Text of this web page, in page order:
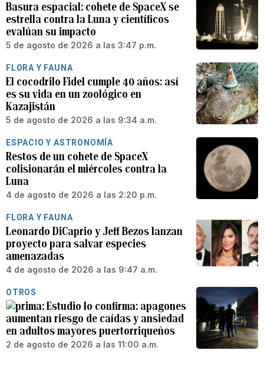
Basura espacial: cohete de SpaceX se
estrella contra la Luna y científicos
evalúan su impacto
5 de agosto de 2026 a las 3:47 p.m.
FLORA Y FAUNA
El cocodrilo Fidel cumple 40 años: así
es su vida en un zoológico en
Kazajistán
5 de agosto de 2026 a las 9:34 a.m.
ESPACIO Y ASTRONOMÍA
Restos de un cohete de SpaceX
colisionarán el miércoles contra la
Luna
4 de agosto de 2026 a las 2:20 p.m.
FLORA Y FAUNA
Leonardo DiCaprio y Jeff Bezos lanzan
proyecto para salvar especies
amenazadas
4 de agosto de 2026 a las 9:47 a.m.
OTROS
Estudio lo confirma: apagones
aumentan riesgo de caídas y ansiedad
en adultos mayores puertorriqueños
2 de agosto de 2026 a las 11:00 a.m.